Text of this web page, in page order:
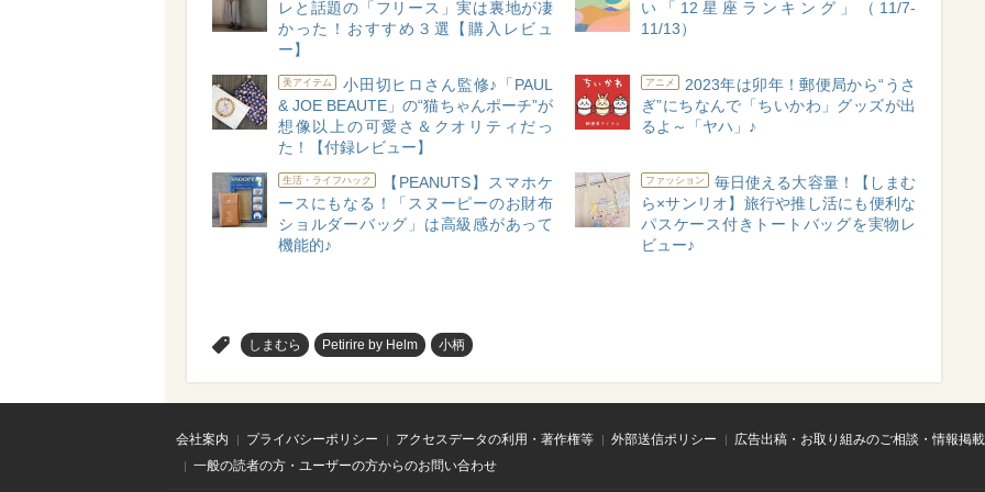
レと話題の「フリース」実は裏地が凄
かった！おすすめ３選【購入レビュ
ー】
い「12星座ランキング」（11/7-
11/13）
美アイテム
小田切ヒロさん監修♪「PAUL
& JOE BEAUTE」の“猫ちゃんポーチ”が
想像以上の可愛さ＆クオリティだっ
た！【付録レビュー】
アニメ
2023年は卯年！郵便局から“うさ
ぎ”にちなんで「ちいかわ」グッズが出
るよ～「ヤハ」♪
生活・ライフハック
【PEANUTS】スマホケ
ースにもなる！「スヌーピーのお財布
ショルダーバッグ」は高級感があって
機能的♪
ファッション
毎日使える大容量！【しまむ
ら×サンリオ】旅行や推し活にも便利な
パスケース付きトートバッグを実物レ
ビュー♪
しまむら Petirire by Helm 小柄
会社案内 プライバシーポリシー アクセスデータの利用・著作権等 外部送信ポリシー
広告出稿・お取り組みのご相談・情報掲
一般の読者の方・ユーザーの方からのお問い合わせ